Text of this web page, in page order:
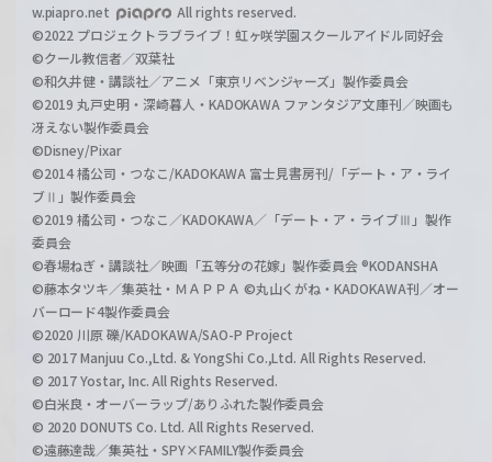
w.piapro.net
All rights reserved.
©2022 プロジェクトラブライブ！虹ヶ咲学園スクールアイドル同好会
©クール教信者／双葉社
©和久井健・講談社／アニメ「東京リベンジャーズ」製作委員会
©2019 丸戸史明・深崎暮人・KADOKAWA ファンタジア文庫刊／映画も
冴えない製作委員会
©Disney/Pixar
©2014 橘公司・つなこ/KADOKAWA 富士見書房刊/「デート・ア・ライ
ブⅡ」製作委員会
©2019 橘公司・つなこ／KADOKAWA／「デート・ア・ライブⅢ」製作
委員会
©春場ねぎ・講談社／映画「五等分の花嫁」製作委員会 ®KODANSHA
©藤本タツキ／集英社・ＭＡＰＰＡ ©丸山くがね・KADOKAWA刊／オー
バーロード4製作委員会
©2020 川原 礫/KADOKAWA/SAO-P Project
© 2017 Manjuu Co.,Ltd. & YongShi Co.,Ltd. All Rights Reserved.
© 2017 Yostar, Inc. All Rights Reserved.
©白米良・オーバーラップ/ありふれた製作委員会
© 2020 DONUTS Co. Ltd. All Rights Reserved.
©遠藤達哉／集英社・SPY×FAMILY製作委員会